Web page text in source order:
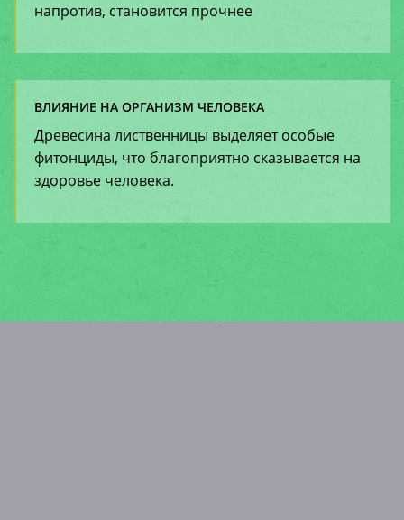
напротив, становится прочнее
ВЛИЯНИЕ НА ОРГАНИЗМ ЧЕЛОВЕКА
Древесина лиственницы выделяет особые
фитонциды, что благоприятно сказывается на
здоровье человека.